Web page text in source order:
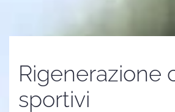
Rigenerazione
sportivi